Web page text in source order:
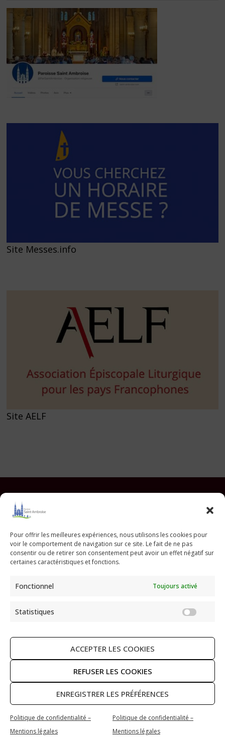
Pour offrir les meilleures expériences, nous utilisons les cookies pour
voir le comportement de navigation sur ce site. Le fait de ne pas
consentir ou de retirer son consentement peut avoir un effet négatif sur
certaines caractéristiques et fonctions.
Fonctionnel Toujours activé
Statistiques
ACCEPTER LES COOKIES
REFUSER LES COOKIES
ENREGISTRER LES PRÉFÉRENCES
Politique de confidentialité –
Mentions légales
Politique de confidentialité –
Mentions légales
Site Messes.info
Site AELF
Paroisse Saint Ambroise
33 avenue Parmentier - 75011 Paris
01 43 55 56 18
RECHERCHER
Copyright © 2026 Paroisse Saint Ambroise
Politique de confidentialité – Mentions légales